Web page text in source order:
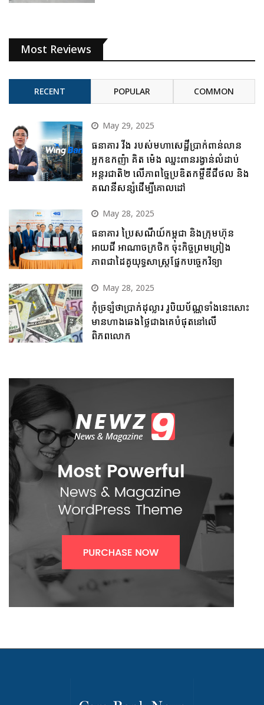
Most Reviews
RECENT POPULAR COMMON
May 29, 2025
ធនាគារ វីង របស់មហាសេដ្ឋីប្រាក់ពាន់លាន
អ្នកឧកញ៉ា គិត ម៉េង ឈ្នះពានរង្វាន់លំដាប់
អន្តរជាតិ២ លើភាពច្នៃប្រឌិតកម្ចីឌីជីថល និង
គណនីសន្សំដើម្បីគោលដៅ
May 28, 2025
ធនាគារ ប្រៃសណីយ៍កម្ពុជា និងក្រុមហ៊ុន
អាយជី អាណាចក្រថិក ចុះកិច្ចព្រមព្រៀង
ភាពជាដៃគូយុទ្ធសាស្ត្រផ្នែកបច្ចេកវិទ្យា
May 28, 2025
កុំច្រឡំថាប្រាក់ដុល្លារ រូបិយប័ណ្ណទាំងនេះសោះ
មានហាងឆេងថ្លៃជាងគេបំផុតនៅលើ
ពិភពលោក